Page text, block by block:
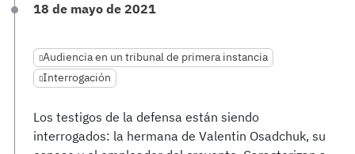
18 de mayo de 2021
Audiencia en un tribunal de primera instancia
Interrogación
Los testigos de la defensa están siendo
interrogados: la hermana de Valentin Osadchuk, su